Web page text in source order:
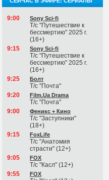
9:00 Sony Sci-fi
Т/с "Путешествие к
бессмертию" 2025 г.
(16+)
9:15
Sony Sci-fi
Т/с "Путешествие к
бессмертию" 2025 г.
(16+)
9:25
Болт
Т/с "Почта"
9:20
Film.Ua Drama
Т/с "Почта"
9:00
Феникс + Кино
Т/с "Заступники"
(18+)
9:15
FoxLife
Т/с "Анатомия
страсти" (12+)
9:05
FOX
Т/с "Касл" (12+)
9:55
FOX